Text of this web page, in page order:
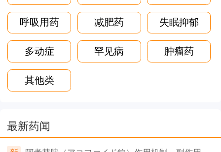
呼吸用药 减肥药 失眠抑郁
多动症 罕见病 肿瘤药
其他类
最新药闻